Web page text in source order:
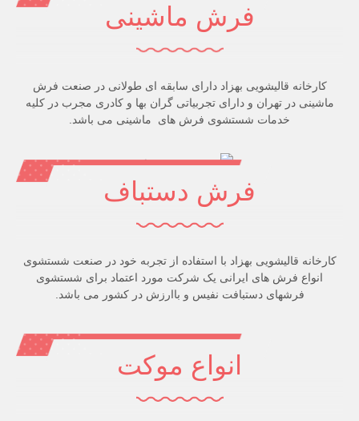
فرش ماشینی
کارخانه قالیشویی بهزاد دارای سابقه ای طولانی در صنعت فرش
ماشینی در تهران و دارای تجربیاتی گران بها و کادری مجرب در کلیه
خدمات شستشوی فرش های ماشینی می باشد.
فرش دستباف
کارخانه قالیشویی بهزاد با استفاده از تجربه خود در صنعت شستشوی
انواع فرش های ایرانی یک شرکت مورد اعتماد برای شستشوی
فرشهای دستبافت نفیس و باارزش در کشور می باشد.
انواع موکت